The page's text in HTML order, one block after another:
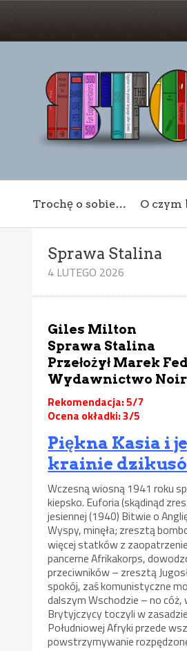
Trochę o sobie… O czym
Sprawa Stalina
4 LUTEGO 2026
Giles Milton
Sprawa Stalina
Przełożył Marek
Wydawnictwo Noir
Rekomendacja: 5/7
Ocena okładki: 3/5
Piękna Kasia i
krainie
Wczesną wiosną 1941 roku
kiepsko. Euforia (skądinąd
jesiennej (1940) Bitwie o
Wyspy, minęła; zresztą
więcej statków z
pancerne Afrikakorps,
przeciwników – zresztą
spokój, zaś komunistyczne
dalszym Wschodzie – no
Brytyjczycy toczyli w
Południowej Afryki przede
powstrzymywanie